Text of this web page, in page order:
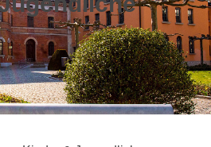
Seite "Kinder & Jugendliche"